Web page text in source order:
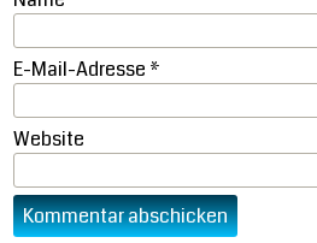
E-Mail-Adresse *
Website